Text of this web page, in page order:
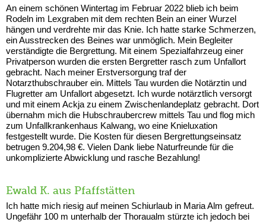
An einem schönen Wintertag im Februar 2022 blieb ich beim
Rodeln im Lexgraben mit dem rechten Bein an einer Wurzel
hängen und verdrehte mir das Knie. Ich hatte starke Schmerzen,
ein Ausstrecken des Beines war unmöglich. Mein Begleiter
verständigte die Bergrettung. Mit einem Spezialfahrzeug einer
Privatperson wurden die ersten Bergretter rasch zum Unfallort
gebracht. Nach meiner Erstversorgung traf der
Notarzthubschrauber ein. Mittels Tau wurden die Notärztin und
Flugretter am Unfallort abgesetzt. Ich wurde notärztlich versorgt
und mit einem Ackja zu einem Zwischenlandeplatz gebracht. Dort
übernahm mich die Hubschraubercrew mittels Tau und flog mich
zum Unfallkrankenhaus Kalwang, wo eine Knieluxation
festgestellt wurde. Die Kosten für diesen Bergrettungseinsatz
betrugen 9.204,98 €. Vielen Dank liebe Naturfreunde für die
unkomplizierte Abwicklung und rasche Bezahlung!
Ewald K. aus Pfaffstätten
Ich hatte mich riesig auf meinen Schiurlaub in Maria Alm gefreut.
Ungefähr 100 m unterhalb der Thoraualm stürzte ich jedoch bei